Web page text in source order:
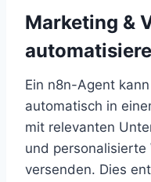
Marketing &
Ein n8n-Agent
automatisch in
mit relevanten
und personalisierte
versenden. Dies